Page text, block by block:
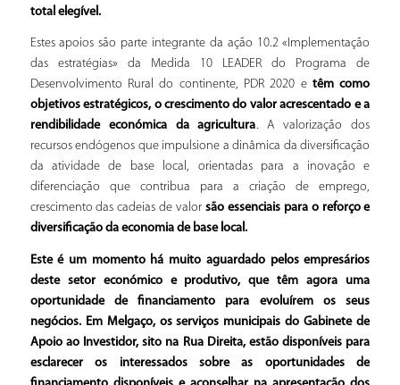
total elegível.
Estes apoios são parte integrante da ação 10.2 «Implementação
das estratégias» da Medida 10 LEADER do Programa de
Desenvolvimento Rural do continente, PDR 2020 etêm como
objetivos estratégicos, o crescimento do valor acrescentado e a
rendibilidade económica da agricultura. A valorização dos
recursos endógenos que impulsione a dinâmica da diversificação
da atividade de base local, orientadas para a inovação e
diferenciação que contribua para a criação de emprego,
crescimento das cadeias de valor são essenciais para o reforço e
diversificação da economia de base local.
Este é um momento há muito aguardado pelos empresários
deste setor económico e produtivo, que têm agora uma
oportunidade de financiamento para evoluírem os seus
negócios. Em Melgaço, os serviços municipais do Gabinete de
Apoio ao Investidor, sito na Rua Direita, estão disponíveis para
esclarecer os interessados sobre as oportunidades de